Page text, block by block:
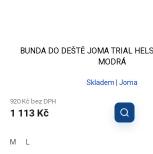
BUNDA DO DEŠTĚ JOMA TRIAL
MODRÁ
Skladem | Joma
920 Kč bez DPH
1 113 Kč
M